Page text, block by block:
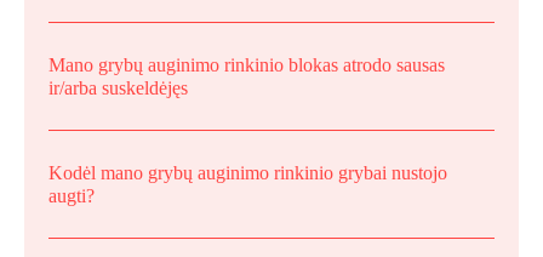
Mano grybų auginimo rinkinio blokas atrodo sausas
ir/arba suskeldėjęs
Kodėl mano grybų auginimo rinkinio grybai nustojo
augti?